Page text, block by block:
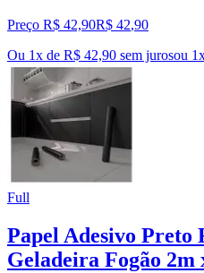
Preço R$ 42,90R$ 42,90
Ou 1x de R$ 42,90 sem jurosou 1
Full
Papel Adesivo Preto
Geladeira Fogão 2m